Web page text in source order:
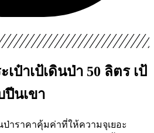
เป๋าเป้เดินป่า 50 ลิตร เป้
ปีนเขา
นป่าราคาคุ้มค่าที่ให้ความจุเยอะ